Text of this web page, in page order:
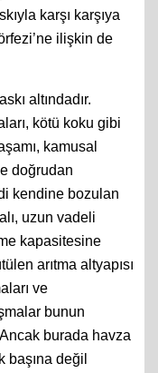
karşı karşıya
ilişkin de
altındadır.
kötü koku gibi
kamusal
doğrudan
kendine bozulan
uzun vadeli
kapasitesine
arıtma altyapısı
ve
bunun
burada havza
başına değil